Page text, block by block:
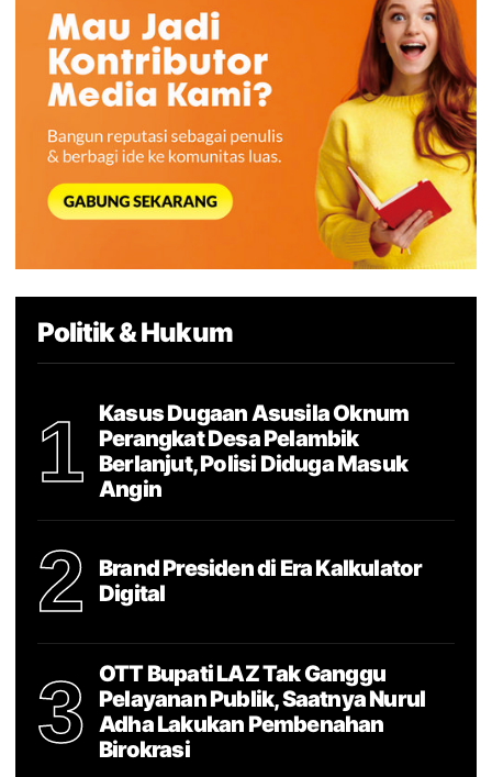
Politik & Hukum
1
Kasus Dugaan Asusila Oknum
Perangkat Desa Pelambik
Berlanjut, Polisi Diduga Masuk
Angin
2
Brand Presiden di Era Kalkulator
Digital
3
OTT Bupati LAZ Tak Ganggu
Pelayanan Publik, Saatnya Nurul
Adha Lakukan Pembenahan
Birokrasi